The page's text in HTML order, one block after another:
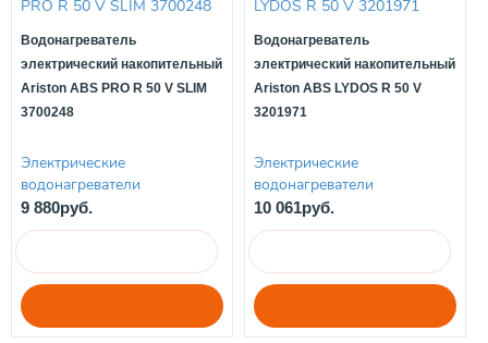
Водонагреватель
электрический накопительный
Ariston ABS PRO R 50 V SLIM
3700248
Электрические
водонагреватели
9 880руб.
Водонагреватель
электрический накопительный
Ariston ABS LYDOS R 50 V
3201971
Электрические
водонагреватели
10 061руб.